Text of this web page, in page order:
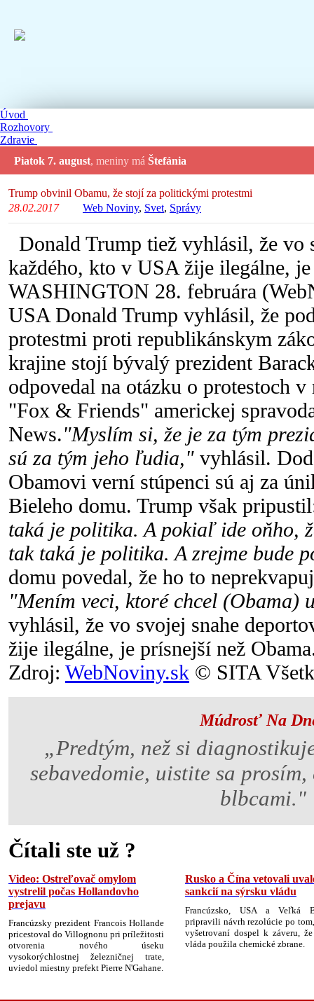
Úvod
Rozhovory
Zdravie
Piatok 7. august, meniny má Štefánia
Trump obvinil Obamu, že stojí za politickými protestmi
28.02.2017
Web Noviny, Svet, Správy
Donald Trump tiež vyhlásil, že vo
každého, kto v USA žije ilegálne,
WASHINGTON 28. februára
USA Donald Trump vyhlásil, že
protestmi proti republikánskym
krajine stojí bývalý prezident
odpovedal na otázku o protestoch
"Fox & Friends" americkej
News."Myslím si, že je za tým
sú za tým jeho ľudia," vyhlásil.
Obamovi verní stúpenci sú aj za
Bieleho domu. Trump však
taká je politika. A pokiaľ ide oňho,
tak taká je politika. A zrejme bude
domu povedal, že ho to
"Mením veci, ktoré chcel (Obama)
vyhlásil, že vo svojej snahe
žije ilegálne, je prísnejší než
Zdroj: WebNoviny.sk © SITA
Múdrosť Na
„Predtým, než si
sebavedomie, uistite sa
blbcami."
Čítali ste už ?
Video: Ostreľovač omylom
vystrelil počas Hollandovho
prejavu
Francúzsky prezident Francois Hollande
pricestoval do Villognonu pri príležitosti
otvorenia nového úseku
vysokorýchlostnej železničnej trate,
uviedol miestny prefekt Pierre N'Gahane.
Rusko a Čína vetovali
sankcií na sýrsku vládu
Francúzsko, USA a Veľká
pripravili návrh rezolúcie po
vyšetrovaní dospel k záveru, že
vláda použila chemické zbrane.